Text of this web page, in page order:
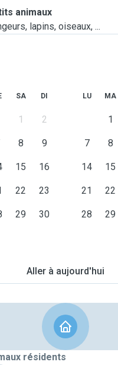
animaux
lapins, oiseaux, ...
SA DI
1 2
8 9
15 16
22 23
29 30
LU MA
1
7 8
14 15
21 22
28 29
Aller à aujourd'hui
résidents